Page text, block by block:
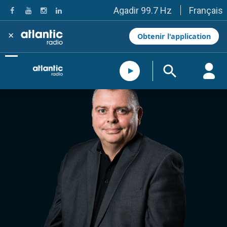
Agadir 99.7 Hz
Tanger 103.3 Hz
Tétouan 87.8 Hz
Fès 98.8 Hz
Meknès 97.2 Hz
El Jadida 97.3
Settat 104,6
Essaouira 96.6
Safi 92.3
Taza 103.0
Taounate 95.6
Tiznit 103.1
SkhourRhamna 92.2
Taroudant 104.9
Guelmim 91.9
Tan-Tan 95.2
Tafraout 104.9
Casablanca 92.5 Hz
Rabat, Salé 106.9 Hz
Marrakech 90.5 Hz
Français
× Obtenir l'application